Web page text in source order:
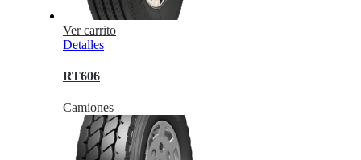
Ver carrito
Detalles
RT606
Camiones